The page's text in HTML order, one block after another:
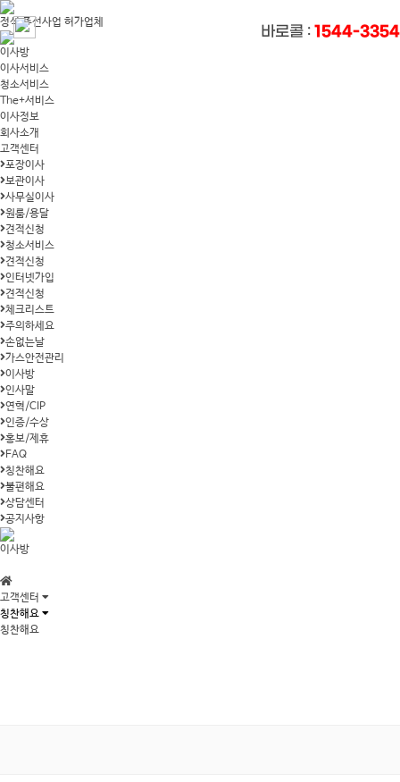
정식 주선사업 허가업체
이사방
이사서비스
청소서비스
The+서비스
이사정보
회사소개
고객센터
바로콜 : 1544-3354
포장이사
보관이사
사무실이사
원룸/용달
견적신청
청소서비스
견적신청
인터넷가입
견적신청
체크리스트
주의하세요
손없는날
가스안전관리
이사방
인사말
연혁/CIP
인증/수상
홍보/제휴
FAQ
칭찬해요
불편해요
상담센터
공지사항
이사방
고객센터
칭찬해요
칭찬해요